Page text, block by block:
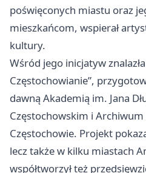
poświęconych miastu oraz
mieszkańcom, wspierał
kultury.
Wśród jego inicjatyw
Częstochowianie”,
dawną Akademią im. Jana
Częstochowskim i
Częstochowie. Projekt
lecz także w kilku miastach
współtworzył też